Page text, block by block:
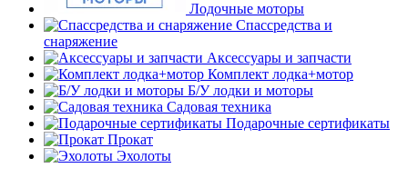
Лодочные моторы
Спассредства и
снаряжение
Аксессуары и запчасти
Комплект лодка+мотор
Б/У лодки и моторы
Садовая техника
Подарочные сертификаты
Прокат
Эхолоты